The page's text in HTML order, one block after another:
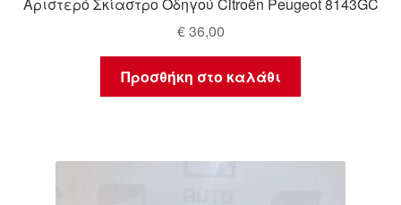
€36,00
Προσθήκη στο καλάθι